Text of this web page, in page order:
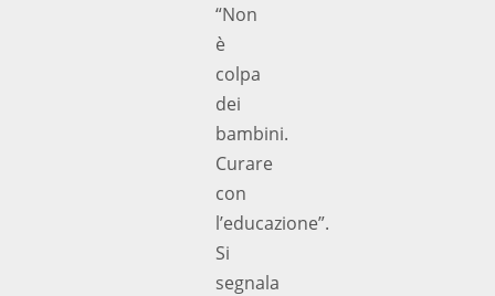
“Non
è
colpa
dei
bambini.
Curare
con
l’educazione”.
Si
segnala